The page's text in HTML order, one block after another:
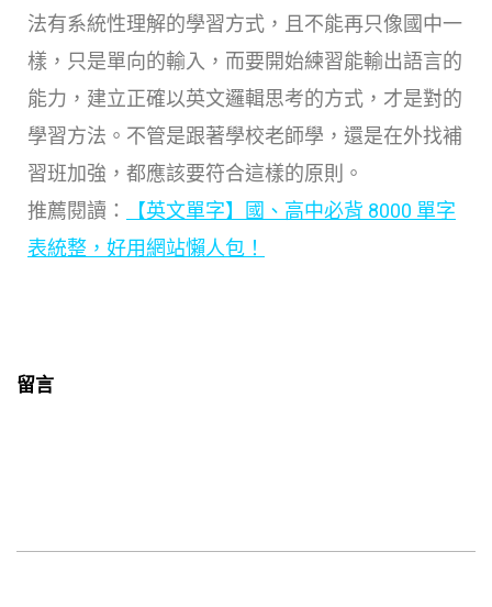
法有系統性理解的學習方式，且不能再只像國中一
樣，只是單向的輸入，而要開始練習能輸出語言的
能力，建立正確以英文邏輯思考的方式，才是對的
學習方法。不管是跟著學校老師學，還是在外找補
習班加強，都應該要符合這樣的原則。
推薦閱讀：
【英文單字】國、高中必背 8000 單字
表統整，好用網站懶人包！
留言